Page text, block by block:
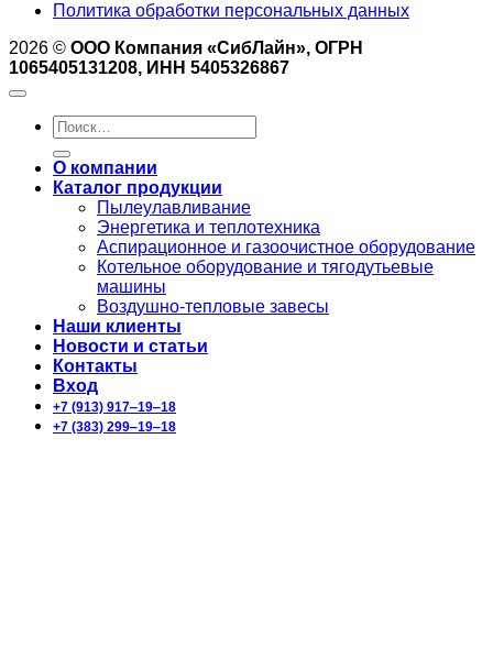
Политика обработки персональных данных
2026 © ООО Компания «СибЛайн», ОГРН
1065405131208, ИНН 5405326867
Искать:
О компании
Каталог продукции
Пылеулавливание
Энергетика и теплотехника
Аспирационное и газоочистное оборудование
Котельное оборудование и тягодутьевые
машины
Воздушно-тепловые завесы
Наши клиенты
Новости и статьи
Контакты
Вход
+7 (913) 917‒19‒18
+7 (383) 299‒19‒18